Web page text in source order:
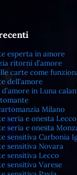
esperta in amore
ritorni d’amore
carte come
dell’amore
in Luna
Milano
seria e onesta Lecco
seria e onesta
sensitiva Carbonia
sensitiva Novara
sensitiva Lecco
sensitiva Varese